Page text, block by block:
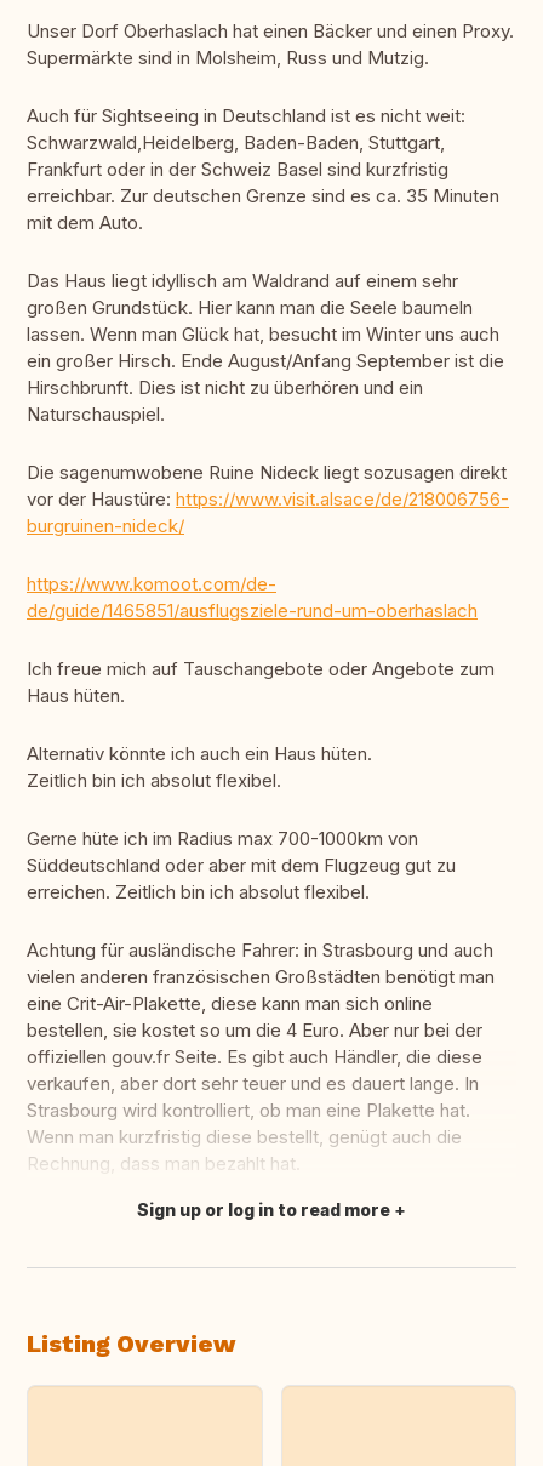
Unser Dorf Oberhaslach hat einen Bäcker und einen Proxy.
Supermärkte sind in Molsheim, Russ und Mutzig.
Auch für Sightseeing in Deutschland ist es nicht weit:
Schwarzwald,Heidelberg, Baden-Baden, Stuttgart,
Frankfurt oder in der Schweiz Basel sind kurzfristig
erreichbar. Zur deutschen Grenze sind es ca. 35 Minuten
mit dem Auto.
Das Haus liegt idyllisch am Waldrand auf einem sehr
großen Grundstück. Hier kann man die Seele baumeln
lassen. Wenn man Glück hat, besucht im Winter uns auch
ein großer Hirsch. Ende August/Anfang September ist die
Hirschbrunft. Dies ist nicht zu überhören und ein
Naturschauspiel.
Die sagenumwobene Ruine Nideck liegt sozusagen direkt
vor der Haustüre: https://www.visit.alsace/de/218006756-
burgruinen-nideck/
https://www.komoot.com/de-
de/guide/1465851/ausflugsziele-rund-um-oberhaslach
Ich freue mich auf Tauschangebote oder Angebote zum
Haus hüten.
Alternativ könnte ich auch ein Haus hüten.
Zeitlich bin ich absolut flexibel.
Gerne hüte ich im Radius max 700-1000km von
Süddeutschland oder aber mit dem Flugzeug gut zu
erreichen. Zeitlich bin ich absolut flexibel.
Achtung für ausländische Fahrer: in Strasbourg und auch
vielen anderen französischen Großstädten benötigt man
eine Crit-Air-Plakette, diese kann man sich online
bestellen, sie kostet so um die 4 Euro. Aber nur bei der
offiziellen gouv.fr Seite. Es gibt auch Händler, die diese
verkaufen, aber dort sehr teuer und es dauert lange. In
Strasbourg wird kontrolliert, ob man eine Plakette hat.
Wenn man kurzfristig diese bestellt, genügt auch die
Rechnung, dass man bezahlt hat.
Translate this
Sign up or log in to read more
Listing Overview